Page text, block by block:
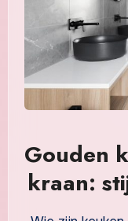
Gouden
kraan:
in